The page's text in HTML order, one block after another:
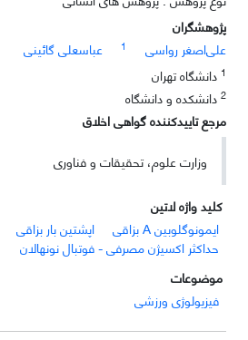
پژوهشگران
علی‌اصغر رواسی
1 عباسعلی گائینی
1 دانشگاه تهران
2 دانشکده و دانشگاه
مرجع تاییدکننده گواهی اخلاق
وزارت علوم، تحقیقات و فناوری
کلید واژه لاتین
ایمونوگلوبین A بزاقی
اپشتین بار بزاقی
حداکثر اکسیژن مصرفی - فوتبال نونهالان
موضوعات
فیزیولوژی ورزشی